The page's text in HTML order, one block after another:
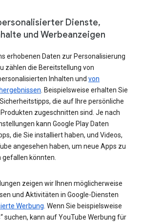
Dienste,
und Werbeanzeigen
erhobenen Daten zur Personalisierung
zählen die Bereitstellung von
Inhalten und von
. Beispielsweise erhalten Sie
Sicherheitstipps, die auf Ihre persönliche
zugeschnitten sind. Je nach
kann Google Play Daten
die Sie installiert haben, und Videos,
angesehen haben, um neue Apps zu
könnten.
zeigen wir Ihnen möglicherweise
und Aktivitäten in Google-Diensten
Werbung . Wenn Sie beispielsweise
suchen, kann auf YouTube Werbung für